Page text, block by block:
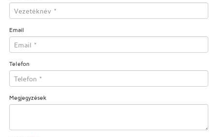
Email
Telefon
Megjegyzések